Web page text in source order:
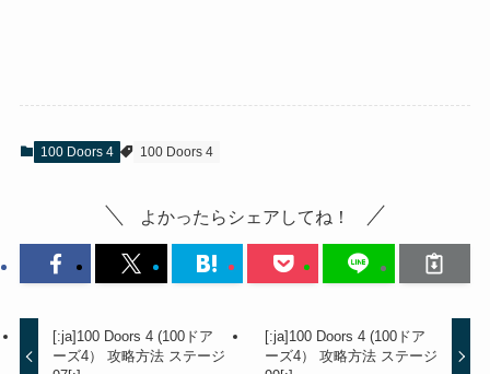
100 Doors 4 100 Doors 4
よかったらシェアしてね！
[:ja]100 Doors 4 (100ドア
ーズ4） 攻略方法 ステージ
[:ja]100 Doors 4 (100ドア
ーズ4） 攻略方法 ステージ